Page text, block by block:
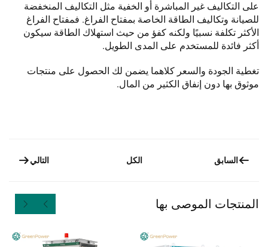
على التكاليف غير المباشرة أو الخفية مثل التكاليف المنخفضة
للصيانة وتكاليف الطاقة الخاصة بمفتاح الفراغ. فمفتاح الفراغ
الأكثر تكلفة نسبيًا ولكنه كفؤ من حيث استهلاك الطاقة سيكون
أكثر فائدة للمستخدم على المدى الطويل.
تغطية الجودة والسعر كلاهما يضمن لك الحصول على منتجات
موثوق بها دون إنفاق الكثير من المال.
السابق الكل التالي
المنتجات الموصى بها